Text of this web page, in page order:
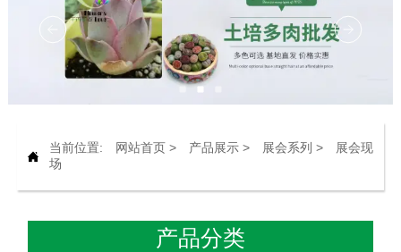

当前位置: 网站首页> 产品展示> 展会系列 >
展会现
场
产品分类